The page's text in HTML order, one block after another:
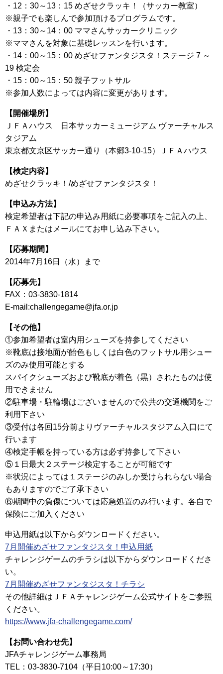
・12：30～13：15 めざせクラッキ！（サッカー教室）
※親子でも楽しんで参加頂けるプログラムです。
・13：30～14：00 ママさんサッカークリニック
※ママさんを対象に基礎レッスンを行います。
・14：00～15：00 めざせファンタジスタ！ステージ 7 ～
19 検定会
・15：00～15：50 親子フットサル
※参加人数によっては内容に変更があります。
【開催場所】
ＪＦＡハウス 日本サッカーミュージアム ヴァーチャルス
タジアム
東京都文京区サッカー通り（本郷3-10-15）ＪＦＡハウス
【検定内容】
めざせクラッキ！/めざせファンタジスタ！
【申込み方法】
検定希望者は下記の申込み用紙に必要事項をご記入の上、
ＦＡＸまたはメールにてお申し込み下さい。
【応募期間】
2014年7月16日（水）まで
【応募先】
FAX：03-3830-1814
E-mail:challengegame@jfa.or.jp
【その他】
①参加希望者は室内用シューズを持参してください
※靴底は接地面が飴色もしくは白色のフットサル用シュー
ズのみ使用可能とする
スパイクシューズおよび靴底が着色（黒）されたものは使
用できません
②駐車場・駐輪場はございませんので公共の交通機関をご
利用下さい
③受付は各回15分前よりヴァーチャルスタジアム入口にて
行います
④検定手帳を持っている方は必ず持参して下さい
⑤１日最大２ステージ検定することが可能です
※状況によっては１ステージのみしか受けられらない場合
もありますのでご了承下さい
⑥期間中の負傷については応急処置のみ行います。各自で
保険にご加入ください
申込用紙は以下からダウンロードください。
7月開催めざせファンタジスタ！申込用紙
チャレンジゲームのチラシは以下からダウンロードくださ
い。
7月開催めざせファンタジスタ！チラシ
その他詳細はＪＦＡチャレンジゲーム公式サイトをご参照
ください。
https://www.jfa-challengegame.com/
【お問い合わせ先】
JFAチャレンジゲーム事務局
TEL：03-3830-7104（平日10:00～17:30）